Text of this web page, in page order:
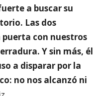
a buscar su
Las dos
con nuestros
Y sin más, él
a disparar por la
no nos alcanzó ni